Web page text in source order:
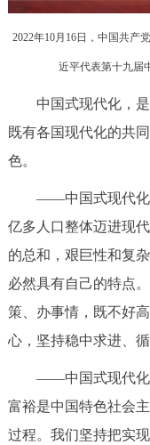
北京概况
多语种
DEUTSCH
ESPAÑOL
ITALIANO
2022年10月16日，中国共产
近平代表第十九届
中国式现代化，是
既有各国现代化的共
色。
——中国式现代化是
亿多人口整体迈进现
的总和，艰巨性和复
必然具有自己的特点
策、办事情，既不好
心，坚持稳中求进、
——中国式现代化是
富裕是中国特色社会
过程。我们坚持把实